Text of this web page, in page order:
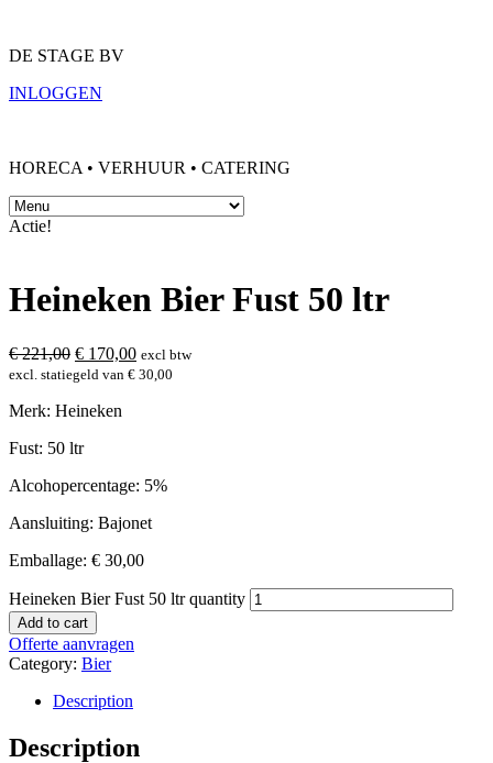
DE STAGE BV
INLOGGEN
HORECA • VERHUUR • CATERING
Actie!
Heineken Bier Fust 50 ltr
€221,00 € 170,00 excl btw
excl. statiegeld van € 30,00
Merk: Heineken
Fust: 50 ltr
Alcohopercentage: 5%
Aansluiting: Bajonet
Emballage: € 30,00
Heineken Bier Fust 50 ltr quantity
Add to cart
Offerte aanvragen
Category: Bier
Description
Description